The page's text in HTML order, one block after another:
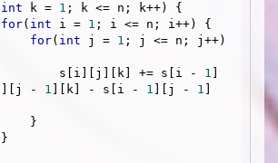
int k = 1 ; k <= n; k++) {
for( int i = 1 ; i <= n; i++) {
for( int j = 1 ; j <= n; j++)
                    s[i][j][k] += s[i -
1
- 1 ][k] - s[i - 1 ][j - 1